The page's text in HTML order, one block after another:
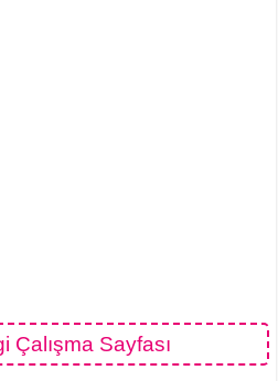
Çalışma Sayfası